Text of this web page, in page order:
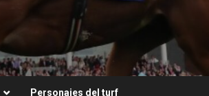
Personajes del turf